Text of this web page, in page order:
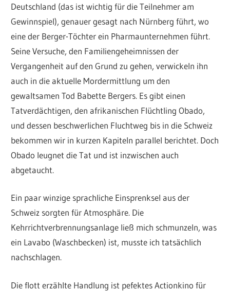
Deutschland (das ist wichtig für die Teilnehmer am
Gewinnspiel), genauer gesagt nach Nürnberg führt, wo
eine der Berger-Töchter ein Pharmaunternehmen führt.
Seine Versuche, den Familiengeheimnissen der
Vergangenheit auf den Grund zu gehen, verwickeln ihn
auch in die aktuelle Mordermittlung um den
gewaltsamen Tod Babette Bergers. Es gibt einen
Tatverdächtigen, den afrikanischen Flüchtling Obado,
und dessen beschwerlichen Fluchtweg bis in die Schweiz
bekommen wir in kurzen Kapiteln parallel berichtet. Doch
Obado leugnet die Tat und ist inzwischen auch
abgetaucht.
Ein paar winzige sprachliche Einsprenksel aus der
Schweiz sorgten für Atmosphäre. Die
Kehrrichtverbrennungsanlage ließ mich schmunzeln, was
ein Lavabo (Waschbecken) ist, musste ich tatsächlich
nachschlagen.
Die flott erzählte Handlung ist pefektes Actionkino für